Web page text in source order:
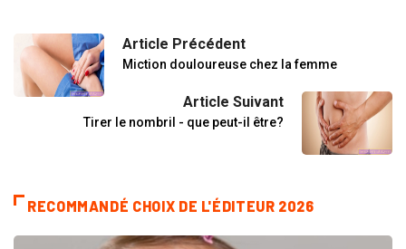
Article Précédent
Miction douloureuse chez la femme
Article Suivant
Tirer le nombril - que peut-il être?
RECOMMANDÉ CHOIX DE L'ÉDITEUR 2026